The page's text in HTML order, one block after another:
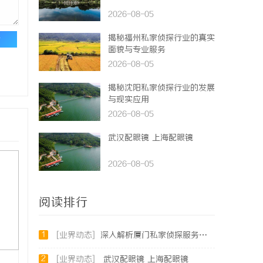
2026-08-05
揭秘福州私家侦探行业的真实
面貌与专业服务
2026-08-05
揭秘沈阳私家侦探行业的发展
与现实应用
2026-08-05
武汉配眼镜 上海配眼镜
2026-08-05
阅读排行
1 [业界动态] 深入解析厦门私家侦探服务的专业优势与实际应用
2 [业界动态] 武汉配眼镜 上海配眼镜